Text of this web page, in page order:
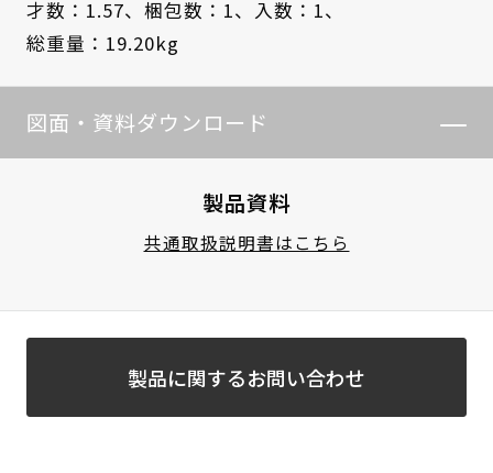
才数：1.57、 梱包数：1、
入数：1、
総重量：19.20kg
図面・資料ダウンロード
製品資料
共通取扱説明書はこちら
製品に関するお問い合わせ